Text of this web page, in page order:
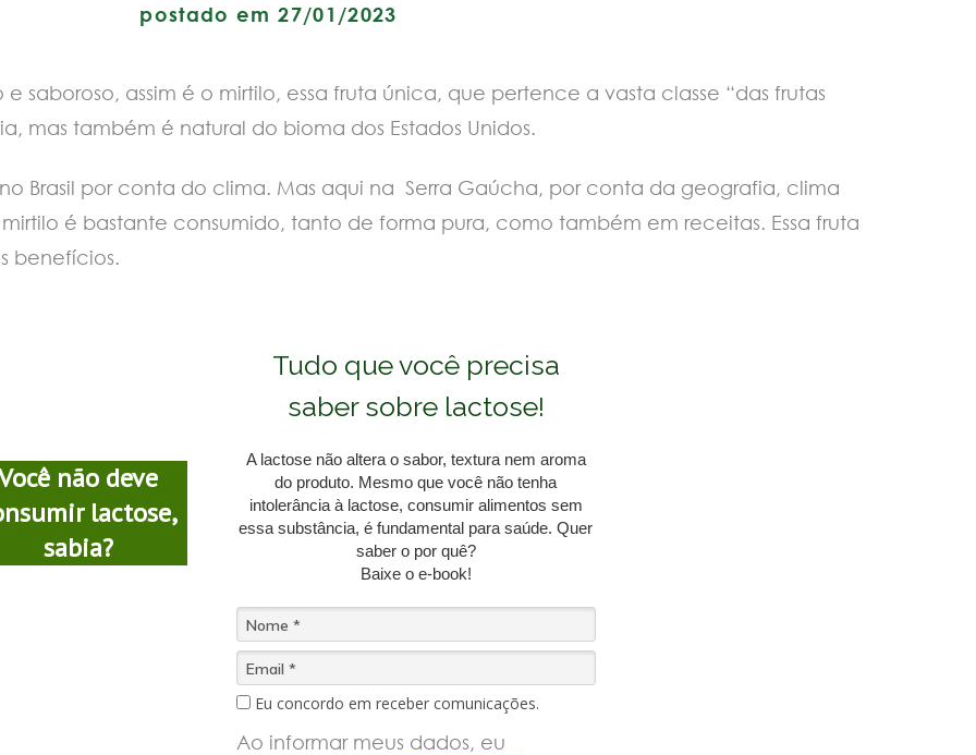
postado em 27/01/2023
saboroso, assim é o mirtilo, essa fruta única, que pertence a vasta classe “das frutas
mas também é natural do bioma dos Estados Unidos.
Brasil por conta do clima. Mas aqui na Serra Gaúcha, por conta da geografia, clima
é bastante consumido, tanto de forma pura, como também em receitas. Essa fruta
benefícios.
não deve
lactose,
sabia?
Tudo que você precisa
saber sobre lactose!
A lactose não altera o sabor, textura nem aroma
do produto. Mesmo que você não tenha
intolerância à lactose, consumir alimentos sem
essa substância, é fundamental para saúde. Quer
saber o por quê?
Baixe o e-book!
Eu concordo em receber comunicações.
Ao informar meus dados, eu